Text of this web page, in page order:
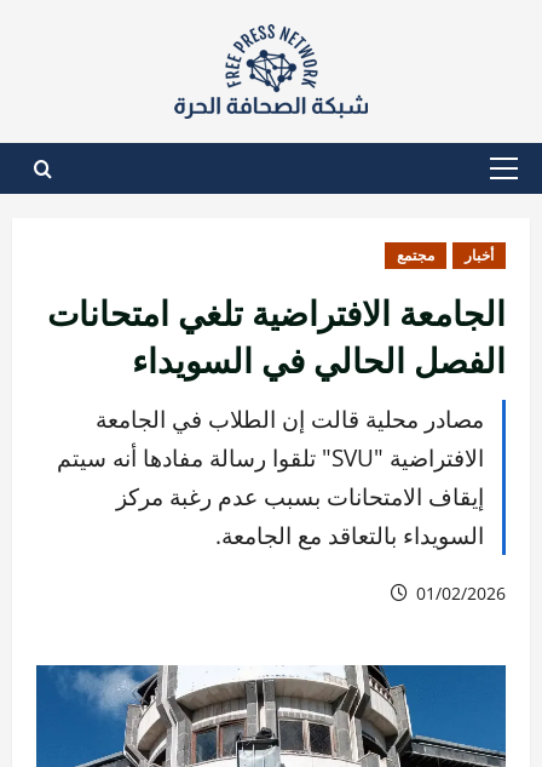
القائمة
أخبار مجتمع
الجامعة الافتراضية تلغي امتحانات
الفصل الحالي في السويداء
مصادر محلية قالت إن الطلاب في الجامعة
الافتراضية "SVU" تلقوا رسالة مفادها أنه سيتم
إيقاف الامتحانات بسبب عدم رغبة مركز
السويداء بالتعاقد مع الجامعة.
01/02/2026